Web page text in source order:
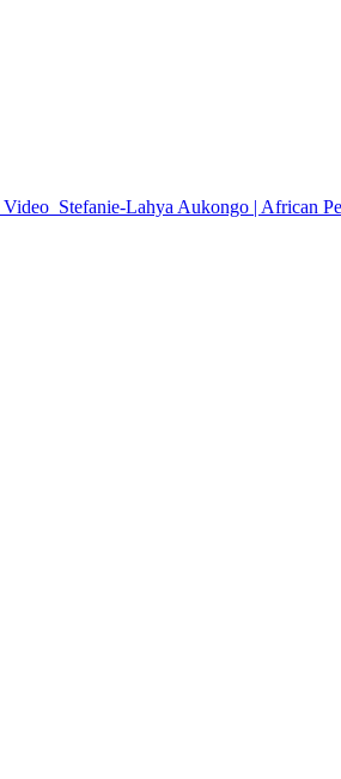
Video Stefanie-Lahya Aukongo | African